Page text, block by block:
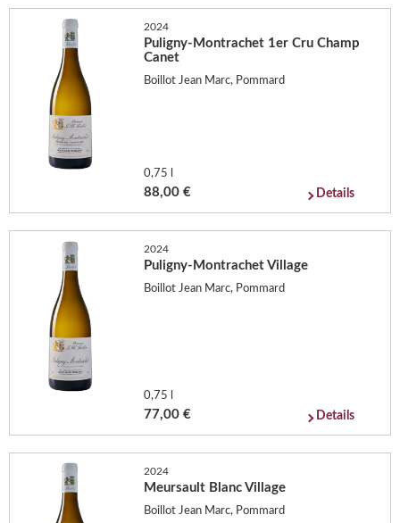
2024
Puligny-Montrachet 1er Cru Champ
Canet
Boillot Jean Marc, Pommard
0,75 l
88,00 € Details
2024
Puligny-Montrachet Village
Boillot Jean Marc, Pommard
0,75 l
77,00 € Details
2024
Meursault Blanc Village
Boillot Jean Marc, Pommard